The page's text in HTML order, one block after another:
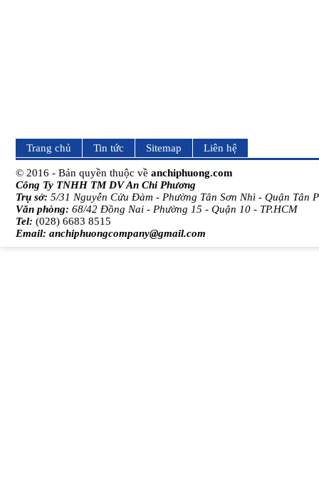
Trang chủ Tin tức Sitemap Liên hệ
© 2016 - Bản quyền thuộc về anchiphuong.com
Công Ty TNHH TM DV An Chi Phương
Trụ sở: 5/31 Nguyễn Cửu Đàm - Phường Tân Sơn Nhì - Quận Tân
Văn phòng: 68/42 Đồng Nai - Phường 15 - Quận 10 - TP.HCM
Tel: (028) 6683 8515
Email: anchiphuongcompany@gmail.com